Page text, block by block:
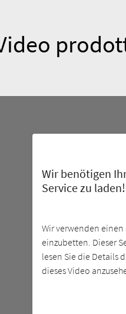
Wir benötigen
Service zu laden!
Wir verwenden
einzubetten. Dieser
lesen Sie die Details
dieses Video